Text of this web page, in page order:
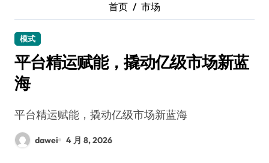
首页 市场
模式
平台精运赋能，撬动亿级市场新蓝
海
平台精运赋能，撬动亿级市场新蓝海
dawei 4 月 8, 2026